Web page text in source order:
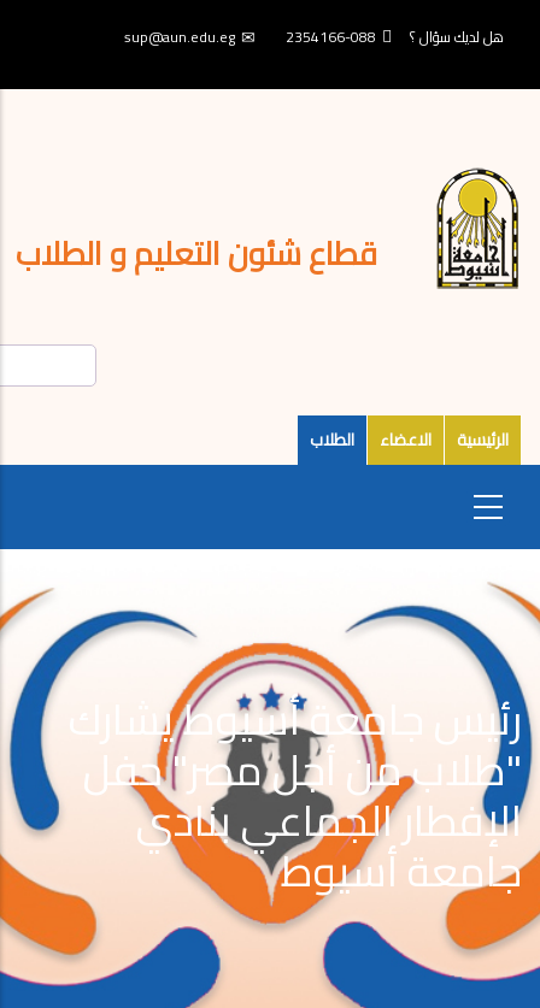
الرئيسي
هل لديك سؤال ؟ 088-2354166
sup@aun.edu.eg
قطاع شئون التعليم و الطلاب
الرئيسية الاعضاء الطلاب
رئيس جامعة أسيوط يشارك
"طلاب من أجل مصر" حفل
الإفطار الجماعي بنادي
جامعة أسيوط